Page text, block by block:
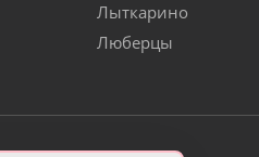
Лыткарино
Люберцы